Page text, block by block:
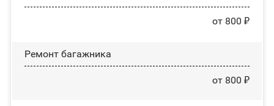
от 800 ₽
Ремонт багажника
от 800 ₽